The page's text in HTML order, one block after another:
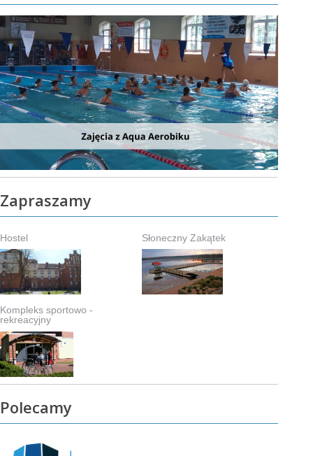
Zapraszamy
Hostel Słoneczny Zakątek
Kompleks sportowo -
rekreacyjny
Polecamy